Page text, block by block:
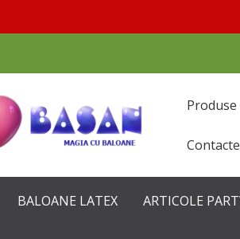
Produse
Contacte
BALOANE LATEX ARTICOLE